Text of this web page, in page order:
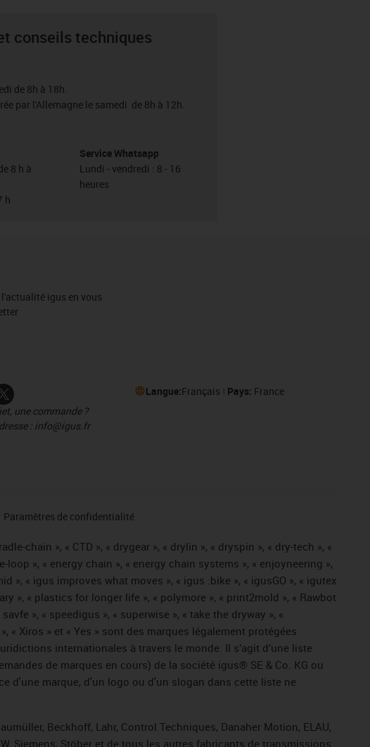
conseils techniques
de 8h à 18h.
par l'Allemagne le samedi de 8h à 12h.
8 h à
h
Service Whatsapp
Lundi - vendredi : 8 - 16
heures
igus en vous
une commande ?
: info@igus.fr
Langue:Français Pays: France
Paramètres de confidentialité
chain », « CTD », « drygear », « drylin », « dryspin », « dry-tech », «
loop », « energy chain », « energy chain systems », « enjoyneering »,
», « igus improves what moves », « igus :bike », « igusGO », « igutex
», « plastics for longer life », « polymore », « print2mold », « Rawbot
», « speedigus », « superwise », « take the dryway », «
« Xiros » et « Yes » sont des marques légalement protégées
internationales à travers le monde. Il s’agit d’une liste
de marques en cours) de la société igus® SE & Co. KG ou
d'une marque, d'un logo ou d'un slogan dans cette liste ne
Beckhoff, Lahr, Control Techniques, Danaher Motion, ELAU,
Siemens, Stöber et de tous les autres fabricants de transmissions